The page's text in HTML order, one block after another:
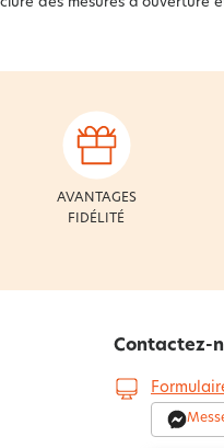
AVANTAGES
FIDÉLITÉ
Contactez-